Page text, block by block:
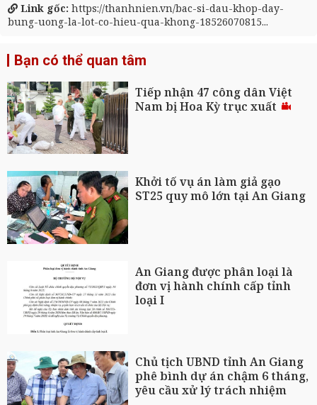
Link gốc: https://thanhnien.vn/bac-si-dau-khop-day-
bung-uong-la-lot-co-hieu-qua-khong-18526070815...
Bạn có thể quan tâm
Tiếp nhận 47 công dân Việt
Nam bị Hoa Kỳ trục xuất
Khởi tố vụ án làm giả gạo
ST25 quy mô lớn tại An Giang
An Giang được phân loại là
đơn vị hành chính cấp tỉnh
loại I
Chủ tịch UBND tỉnh An Giang
phê bình dự án chậm 6 tháng,
yêu cầu xử lý trách nhiệm